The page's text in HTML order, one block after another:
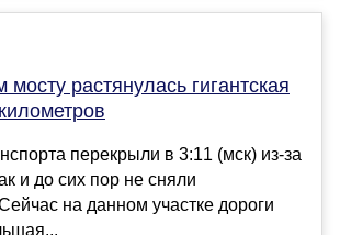
растянулась гигантская
перекрыли в 3:11 (мск) из-за
и до сих пор не сняли
на данном участке дороги